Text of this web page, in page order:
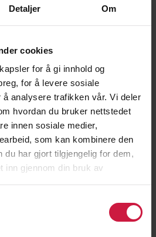
Detaljer Om
cookies
for å gi innhold og
for å levere sosiale
analysere trafikken vår. Vi deler
hvordan du bruker nettstedet
innen sosiale medier,
som kan kombinere den
du har gjort tilgjengelig for dem,
inn gjennom din bruk av
Spektrum
fra Junkeren og BHK
Spektrum
NTGs skole og idrettstilbud
som skal delta må melde seg